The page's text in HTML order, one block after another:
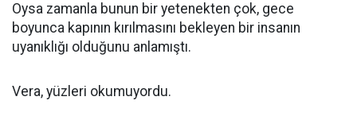
Oysa zamanla bunun bir yetenekten çok, gece
boyunca kapının kırılmasını bekleyen bir insanın
uyanıklığı olduğunu anlamıştı.
Vera, yüzleri okumuyordu.